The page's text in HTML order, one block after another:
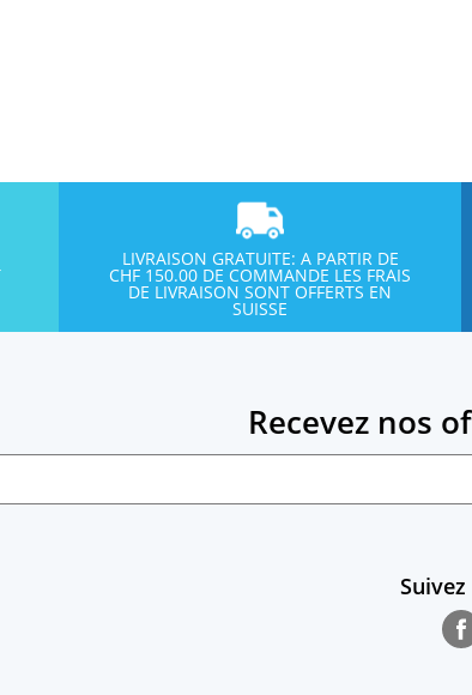
LIVRAISON GRATUITE: A PARTIR DE
CHF 150.00 DE COMMANDE LES FRAIS
DE LIVRAISON SONT OFFERTS EN
SUISSE
Recevez nos